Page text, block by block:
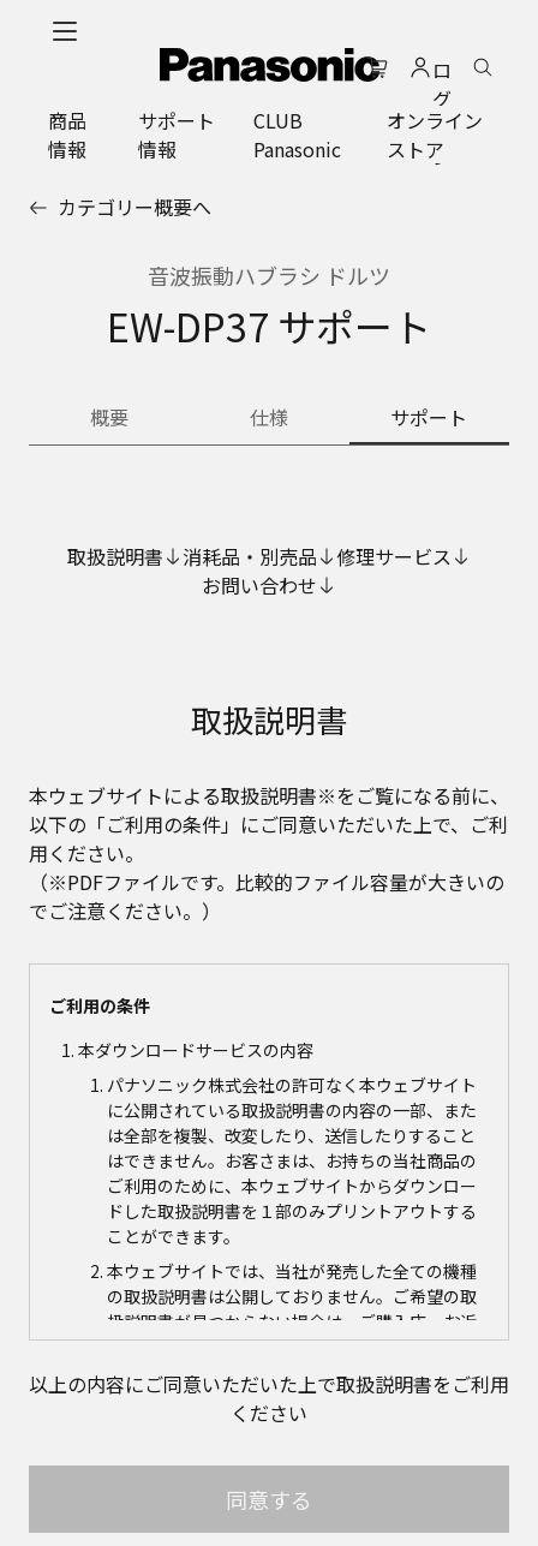
ロ
グ
イ
ン
商品
情報
サポート
情報
CLUB
Panasonic
オンライン
ストア
カテゴリー概要へ
音波振動ハブラシ ドルツ
EW-DP37 サポート
概要 仕様 サポート
取扱説明書 消耗品・別売品
修理サービス
お問い合わせ
取扱説明書
本ウェブサイトによる取扱説明書※をご覧になる前に、
以下の「ご利用の条件」にご同意いただいた上で、ご利
用ください。
（※PDFファイルです。比較的ファイル容量が大きいの
でご注意ください。）
ご利用の条件
本ダウンロードサービスの内容
パナソニック株式会社の許可なく本ウェブサイト
に公開されている取扱説明書の内容の一部、また
は全部を複製、改変したり、送信したりすること
はできません。お客さまは、お持ちの当社商品の
ご利用のために、本ウェブサイトからダウンロー
ドした取扱説明書を１部のみプリントアウトする
ことができます。
本ウェブサイトでは、当社が発売した全ての機種
の取扱説明書は公開しておりません。ご希望の取
扱説明書が見つからない場合は、ご購入店、お近
くの当社商品の取扱店、または当社サービス会社
に直接お問い合わせの上、ご購入いただきますよ
うお願いいたします。ただし、商品自体の生産中
止などの理由により、当該商品につき取扱説明書
めご了承ください。
本ウェブサイトに公開されている取扱説明書の対
象商品が生産中止などの理由でご購入できない場
以上の内容にご同意いただいた上で取扱説明書をご利用
ください
同意する